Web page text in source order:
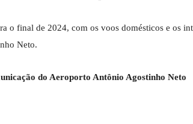
o final de 2024, com os voos domésticos e os
Neto.
do Aeroporto Antônio Agostinho Neto